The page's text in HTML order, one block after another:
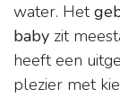
water. Het
baby zit
heeft een
plezier met